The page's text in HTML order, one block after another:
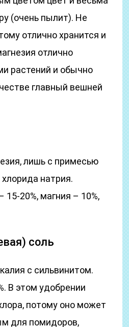
(очень пылит). Не
отлично хранится и
отлично
растений и обычно
главный вешней
лишь с примесью
натрия.
20%, магния – 10%,
соль
с сильвинитом.
В этом удобрении
потому оно может
для помидоров,